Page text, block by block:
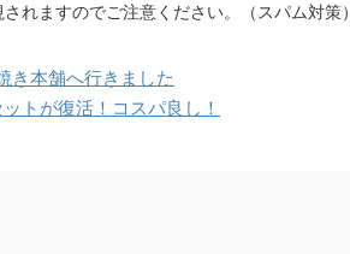
れますのでご注意ください。（スパム対策）
き本舗へ行きました
トが復活！コスパ良し！